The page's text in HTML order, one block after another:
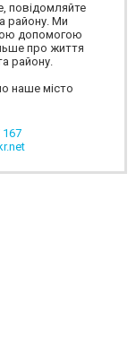
повідомляйте
району. Ми
допомогою
про життя
району.
наше місто
167